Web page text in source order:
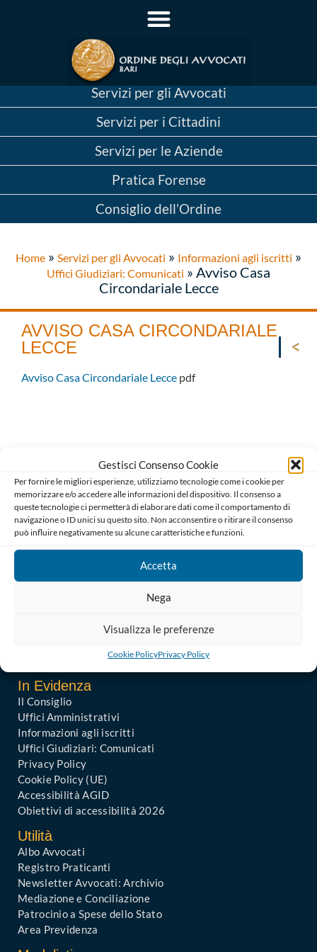
Gestisci Consenso Cookie
Per fornire le migliori esperienze, utilizziamo tecnologie come i cookie per
memorizzare e/o accedere alle informazioni del dispositivo. Il consenso a
queste tecnologie ci permetterà di elaborare dati come il comportamento di
navigazione o ID unici su questo sito. Non acconsentire o ritirare il consenso
può influire negativamente su alcune caratteristiche e funzioni.
Accetta
Nega
Visualizza le preferenze
Cookie PolicyPrivacy Policy
Servizi per gli Avvocati
Servizi per i Cittadini
Servizi per le Aziende
Pratica Forense
Consiglio dell’Ordine
Home » Servizi per gli Avvocati » Informazioni agli iscritti »
Uffici Giudiziari: Comunicati » Avviso Casa
Circondariale Lecce
AVVISO CASA CIRCONDARIALE
LECCE
Avviso Casa Circondariale Lecce pdf
Ordine degli Avvocati di Bari
Palazzo di Giustizia, Piazza De Nicola 70123 BARI
Codice Fiscale: 80019470725
PEC – Posta Elettronica Certificata :
ordine@avvocatibari.legalmail.it
In Evidenza
Il Consiglio
Uffici Amministrativi
Informazioni agli iscritti
Uffici Giudiziari: Comunicati
Privacy Policy
Cookie Policy (UE)
Accessibilità AGID
Obiettivi di accessibilità 2026
Utilità
Albo Avvocati
Registro Praticanti
Newsletter Avvocati: Archivio
Mediazione e Conciliazione
Patrocinio a Spese dello Stato
Area Previdenza